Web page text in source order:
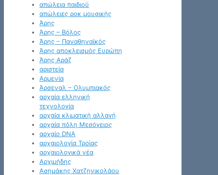
απώλεια παιδιού
απώλειες ροκ μουσικής
Άρης
Άρης – Βόλος
Άρης – Παναθηναϊκός
Άρης αποκλεισμός Ευρώπη
Άρης Αράζ
αριστεία
Αρμενία
Άρσεναλ – Ολυμπιακός
αρχαία ελληνική
τεχνολογία
αρχαία κλιματική αλλαγή
αρχαία πόλη Μεσόγειος
αρχαίο DNA
αρχαιολογία Τροίας
αρχαιολογικά νέα
Αρχιμήδης
Ασημάκης Χατζηνικολάου